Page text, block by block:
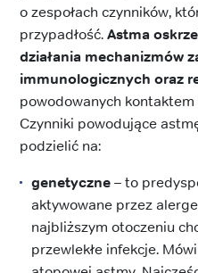
o zespołach czynników,
przypadłość.Astma
działania mechanizmów
immunologicznych oraz
powodowanych
Czynniki powodujące
podzielić na:
genetyczne– to
aktywowane przez
najbliższym otoczeniu
przewlekłe infekcje.